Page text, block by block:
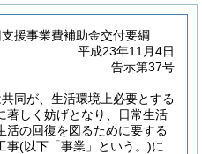
援事業費補助金交付要綱
平成23年11月4日
告示第37号
同が、生活環境上必要とする
著しく妨げとなり、日常生活
活の回復を図るために要する
事(以下「事業」という。)に